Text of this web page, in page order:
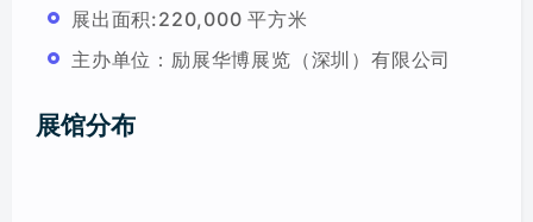
展出面积:220,000 平方米
主办单位：励展华博展览（深圳）有限公司
展馆分布